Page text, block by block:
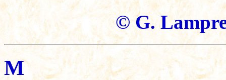
© G.
M